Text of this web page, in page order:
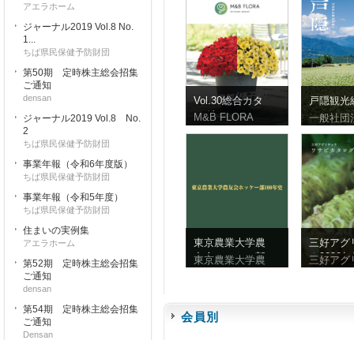
アエラホーム
ジャーナル2019 Vol.8 No.
1...
ちば県民保健予防財団
第50期 定時株主総会招集
ご通知
densan
ジャーナル2019 Vol.8 No.
2
ちば県民保健予防財団
事業年報（令和6年度版）
ちば県民保健予防財団
事業年報（令和5年度）
ちば県民保健予防財団
住まいの実例集
アエラホーム
第52期 定時株主総会招集
ご通知
densan
第54期 定時株主総会招集
ご通知
Densan
Vol.30総合カタ
ログ
M&B FLORA
戸隠観光
ンフレッ
体字）
一般社団
東京農業大学農
友会ホッケー部
100年史
東京農業大学農
三好アグ
ク2026
ビ
三好アグ
会員別